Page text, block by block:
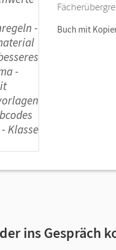
Buch mit
ins Gespräch